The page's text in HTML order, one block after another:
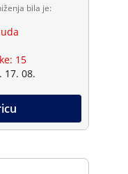
bila je:
15
17. 08.